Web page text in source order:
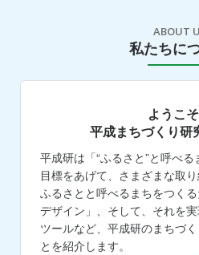
ABOUT
私たちに
ようこそ
平成まちづくり研
平成研は「“ふるさと”と呼べ
目標をあげて、さまざまな取り
ふるさとと呼べるまちをつく
デザイン」、そして、それを
ツールなど、平成研のまちづ
とを紹介します。